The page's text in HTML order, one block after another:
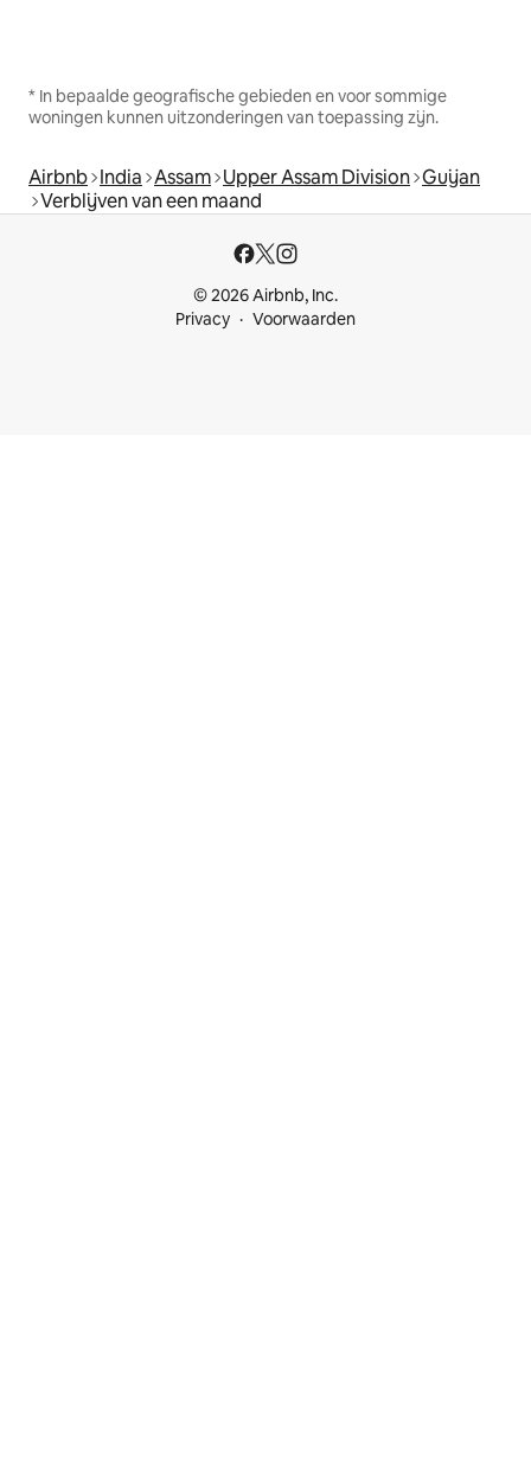
* In bepaalde geografische gebieden en voor sommige
woningen kunnen uitzonderingen van toepassing zijn.
Airbnb India Assam Upper Assam Division Guijan
Verblijven van een maand
© 2026 Airbnb, Inc.
Privacy
Voorwaarden